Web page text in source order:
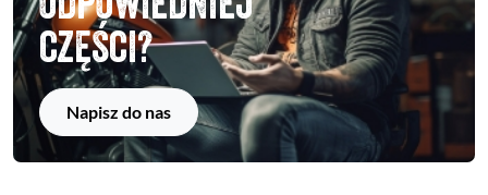
części?
Napisz do nas